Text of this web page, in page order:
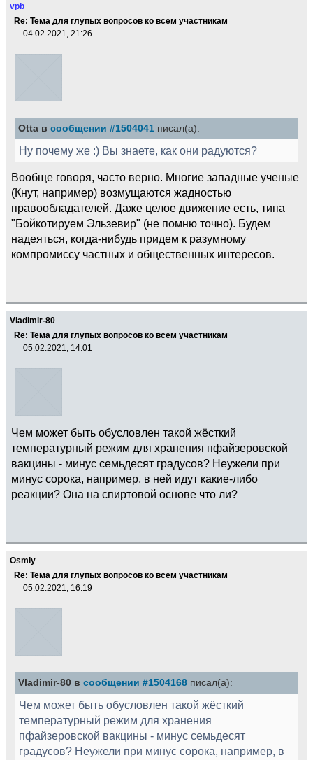
vpb
Re: Тема для глупых вопросов ко всем участникам
04.02.2021, 21:26
Otta в сообщении #1504041 писал(а):
Ну почему же :) Вы знаете, как они радуются?
Вообще говоря, часто верно. Многие западные ученые
(Кнут, например) возмущаются жадностью
правообладателей. Даже целое движение есть, типа
"Бойкотируем Эльзевир" (не помню точно). Будем
надеяться, когда-нибудь придем к разумному
компромиссу частных и общественных интересов.
Vladimir-80
Re: Тема для глупых вопросов ко всем участникам
05.02.2021, 14:01
Чем может быть обусловлен такой жёсткий
температурный режим для хранения пфайзеровской
вакцины - минус семьдесят градусов? Неужели при
минус сорока, например, в ней идут какие-либо
реакции? Она на спиртовой основе что ли?
Osmiy
Re: Тема для глупых вопросов ко всем участникам
05.02.2021, 16:19
Vladimir-80 в сообщении #1504168 писал(а):
Чем может быть обусловлен такой жёсткий
температурный режим для хранения
пфайзеровской вакцины - минус семьдесят
градусов? Неужели при минус сорока, например, в